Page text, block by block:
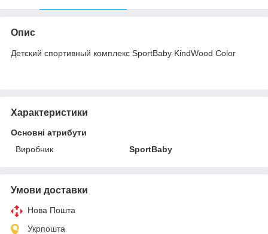
Опис
Детский спортивный комплекс SportBaby KindWood Color
Характеристики
Основні атрибути
Виробник
SportBaby
Умови доставки
Нова Пошта
Укрпошта